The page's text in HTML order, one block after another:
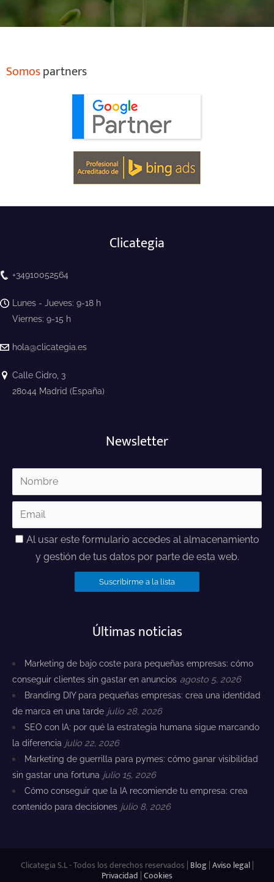
Somospartners
Clicategia
+34910052564
Lunes - Jueves: 9-18 h
Viernes: 9-15 h
hola@clicategia.es
Calle Cidro, 3
28044 Madrid (España)
Newsletter
Al usar este formulario accedes al almacenamiento
y gestión de tus datos por parte de esta web.
Últimas noticias
Marketing de bajo coste para pequeñas empresas: cómo
conseguir clientes sin gastar en anuncios agosto 5, 2026
Branding DIY para pequeñas empresas: crea una identidad
de marca en una tarde julio 28, 2026
SEO con IA: por qué la estrategia humana sigue marcando
la diferencia julio 22, 2026
Marketing de guerrilla para pymes: cómo ganar visibilidad
sin gastar una fortuna julio 15, 2026
Cómo conseguir que la IA recomiende tu empresa: crea
contenido para decisiones julio 8, 2026
Clicategia S.L - Todos los derechos reservados | Blog|Aviso legal|
Privacidad |Cookies